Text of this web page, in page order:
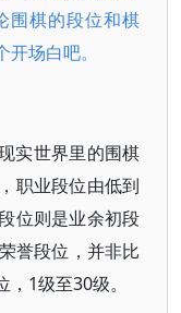
围棋的段位和棋
场白吧。
实世界里的围棋
职业段位由低到
位则是业余初段
誉段位，并非比
1级至30级。